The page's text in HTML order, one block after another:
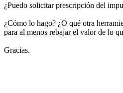
¿Puedo solicitar prescripción del
¿Cómo lo hago? ¿O qué otra
para al menos rebajar el valor de lo
Gracias.